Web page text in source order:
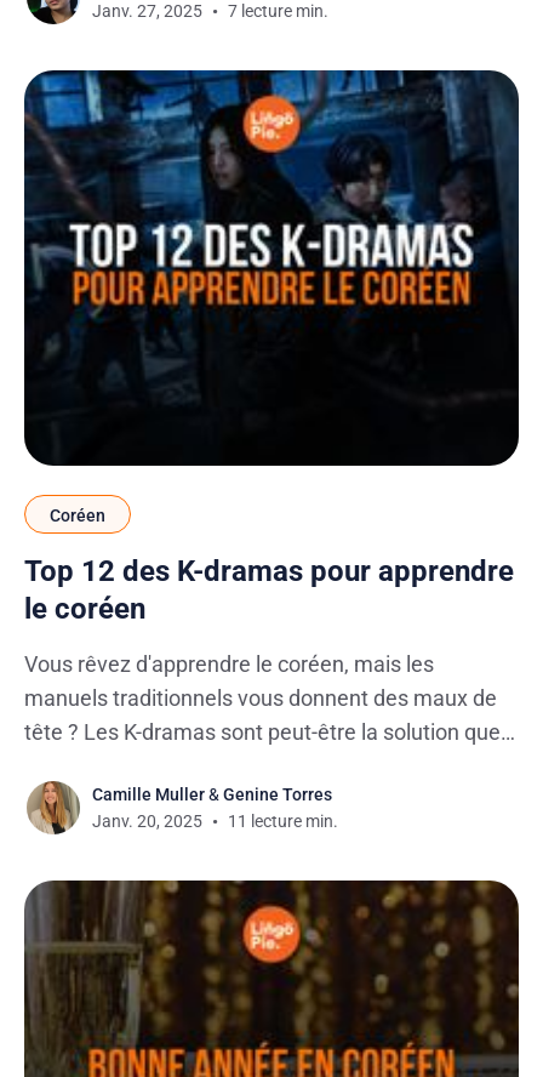
"Descendants of
Janv. 27, 2025 7 lecture min.
Coréen
Top 12 des K-dramas pour apprendre
le coréen
Vous rêvez d'apprendre le coréen, mais les
manuels traditionnels vous donnent des maux de
tête ? Les K-dramas sont peut-être la solution que
pas seulement addictives avec leurs histoires
d'amour passionnées et leurs rebondissements
Camille Muller&Genine Torres
Janv. 20, 2025
11 lecture min.